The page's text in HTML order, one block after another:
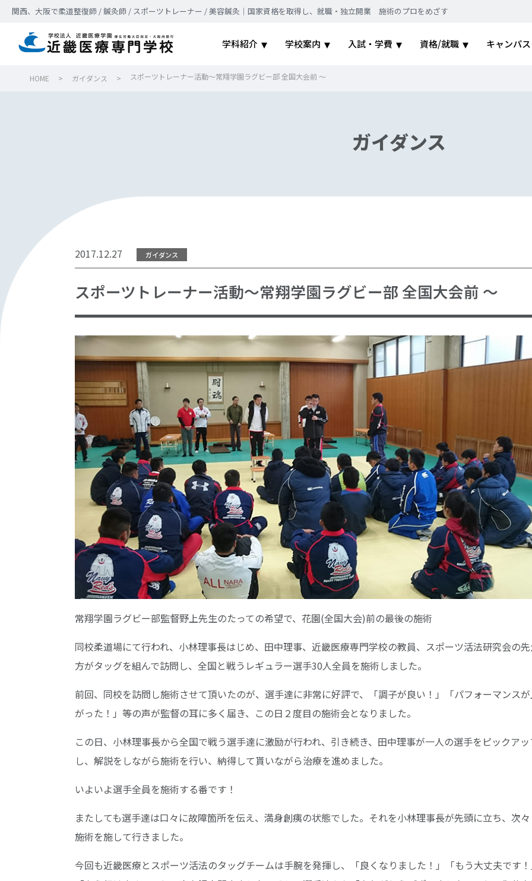
関西、大阪で柔道整復師 / 鍼灸師 / スポーツトレーナー / 美容鍼灸｜国家資格を取得し、就職・独立開業 施術のプロをめざす
学科紹介 学校案内 入試・学費 資格/就職 キャンパ
HOME > ガイダンス > スポーツトレーナー活動～常翔学園ラグビー部 全国大会前 ～
ガイダンス
2017.12.27 ガイダンス
スポーツトレーナー活動～常翔学園ラグビー部 全国大会前 ～
常翔学園ラグビー部監督野上先生のたっての希望で、花園(全国大会)前の最後の施術
同校柔道場にて行われ、小林理事長はじめ、田中理事、近畿医療専門学校の教員、スポーツ活法研究会の
方がタッグを組んで訪問し、全国と戦うレギュラー選手30人全員を施術しました。
前回、同校を訪問し施術させて頂いたのが、選手達に非常に好評で、「調子が良い！」「パフォーマンスが
がった！」等の声が監督の耳に多く届き、この日２度目の施術会となりました。
この日、小林理事長から全国で戦う選手達に激励が行われ、引き続き、田中理事が一人の選手をピックア
し、解説をしながら施術を行い、納得して貰いながら治療を進めました。
いよいよ選手全員を施術する番です！
またしても選手達は口々に故障箇所を伝え、満身創痍の状態でした。それを小林理事長が先頭に立ち、次々
施術を施して行きました。
今回も近畿医療とスポーツ活法のタッグチームは手腕を発揮し、「良くなりました！」「もう大丈夫です！